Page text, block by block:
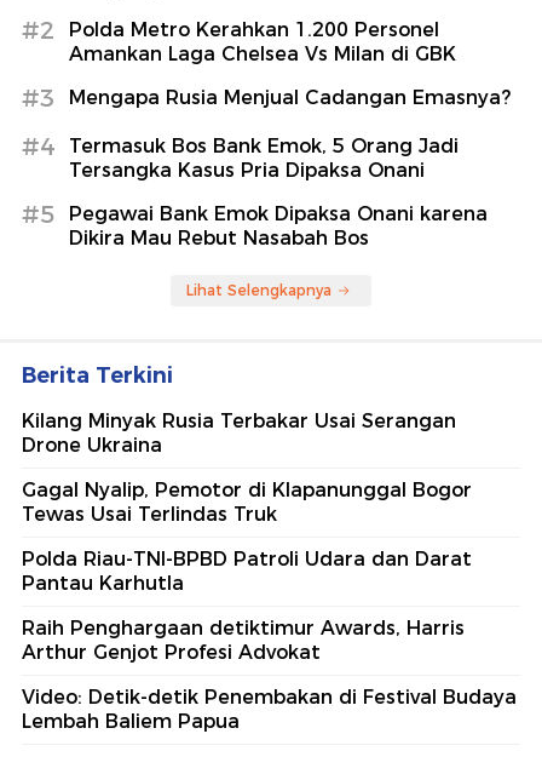
#2
Polda Metro Kerahkan 1.200 Personel
Amankan Laga Chelsea Vs Milan di GBK
#3 Mengapa Rusia Menjual Cadangan Emasnya?
#4
Termasuk Bos Bank Emok, 5 Orang Jadi
Tersangka Kasus Pria Dipaksa Onani
#5
Pegawai Bank Emok Dipaksa Onani karena
Dikira Mau Rebut Nasabah Bos
Lihat Selengkapnya
Berita Terkini
Kilang Minyak Rusia Terbakar Usai Serangan
Drone Ukraina
Gagal Nyalip, Pemotor di Klapanunggal Bogor
Tewas Usai Terlindas Truk
Polda Riau-TNI-BPBD Patroli Udara dan Darat
Pantau Karhutla
Raih Penghargaan detiktimur Awards, Harris
Arthur Genjot Profesi Advokat
Video: Detik-detik Penembakan di Festival Budaya
Lembah Baliem Papua